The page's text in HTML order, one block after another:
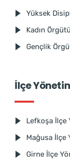
Yüksek
Kadın Örgütü
Gençlik
İlçe
Lefkoşa İlçe
Mağusa İlçe
Girne İlçe